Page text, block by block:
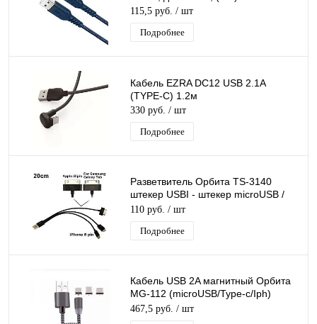
115,5 руб. / шт
Подробнее
Кабель EZRA DC12 USB 2.1A
(TYPE-C) 1.2м
330 руб. / шт
Подробнее
Разветвитель Орбита TS-3140
штекер USBI - штекер microUSB /
Apple iPad / Lightning шнур 20 см
110 руб. / шт
Подробнее
Кабель USB 2A магнитный Орбита
MG-112 (microUSB/Type-c/Iph)
1м/250
467,5 руб. / шт